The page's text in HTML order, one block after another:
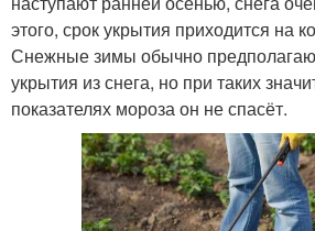
этого, срок укрытия приходится на
Снежные зимы обычно
укрытия из снега, но при таких
показателях мороза он не спасёт.